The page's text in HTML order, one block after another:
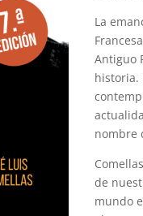
La
Antiguo
historia.
nombre
de
mundo